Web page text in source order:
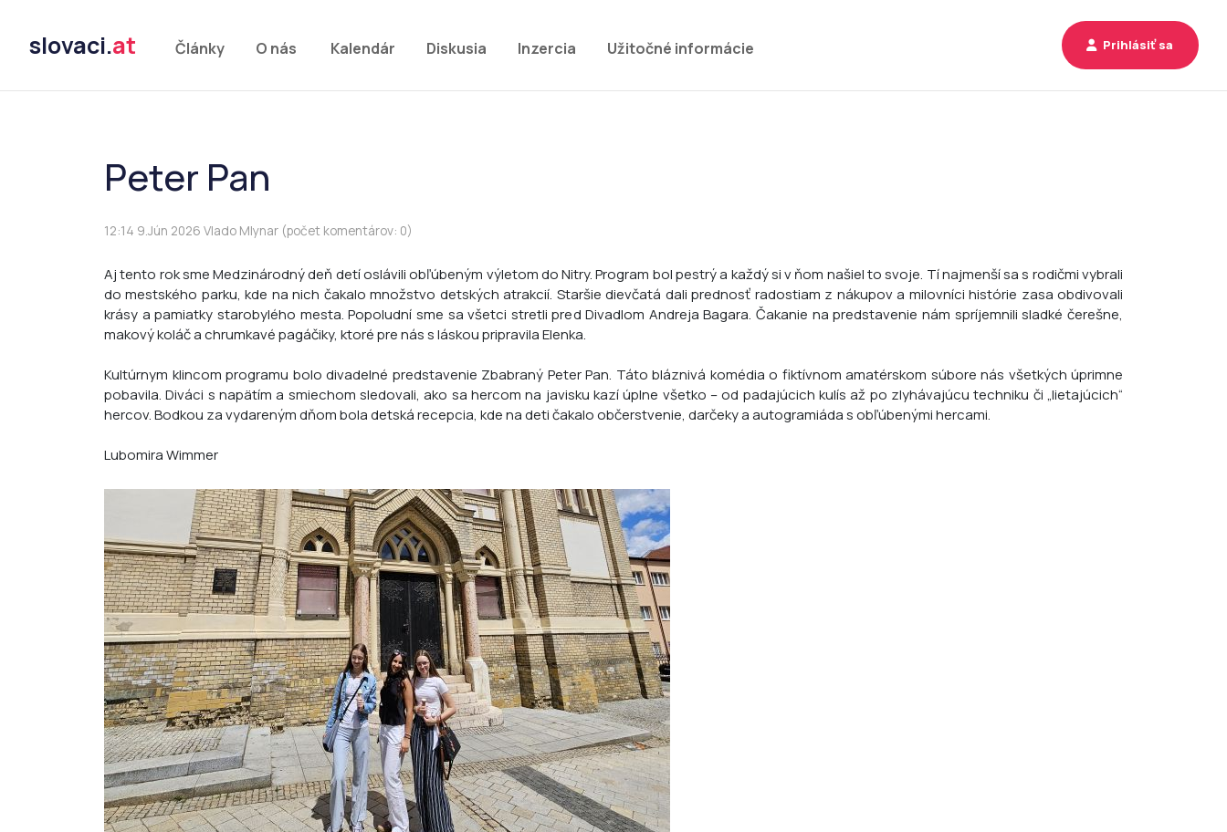
slovaci.at Články O nás Kalendár Diskusia Inzercia Užitočné informácie Prihlásiť sa
Peter Pan
12:14 9.Jún 2026 Vlado Mlynar (počet komentárov: 0)
Aj tento rok sme Medzinárodný deň detí oslávili obľúbeným výletom do Nitry. Program bol pestrý a každý si v ňom našiel to svoje. Tí najmenší sa s rodičmi vybrali
do mestského parku, kde na nich čakalo množstvo detských atrakcií. Staršie dievčatá dali prednosť radostiam z nákupov a milovníci histórie zasa obdivovali
krásy a pamiatky starobylého mesta. ​Popoludní sme sa všetci stretli pred Divadlom Andreja Bagara. Čakanie na predstavenie nám spríjemnili sladké čerešne,
makový koláč a chrumkavé pagáčiky, ktoré pre nás s láskou pripravila Elenka.
​Kultúrnym klincom programu bolo divadelné predstavenie Zbabraný Peter Pan. Táto bláznivá komédia o fiktívnom amatérskom súbore nás všetkých úprimne
pobavila. Diváci s napätím a smiechom sledovali, ako sa hercom na javisku kazí úplne všetko – od padajúcich kulís až po zlyhávajúcu techniku či „lietajúcich“
hercov. Bodkou za vydareným dňom bola detská recepcia, kde na deti čakalo občerstvenie, darčeky a autogramiáda s obľúbenými hercami.
Lubomira Wimmer